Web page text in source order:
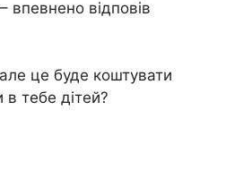
впевнено відповів
це буде коштувати
в тебе дітей?